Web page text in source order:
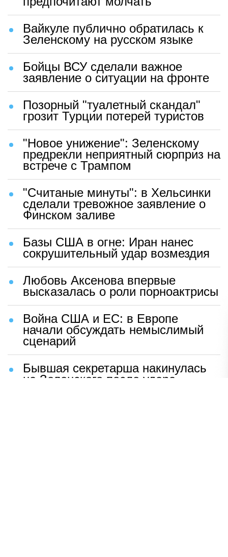
Вайкуле публично обратилась к
Зеленскому на русском языке
Бойцы ВСУ сделали важное
заявление о ситуации на фронте
Позорный "туалетный скандал"
грозит Турции потерей туристов
"Новое унижение": Зеленскому
предрекли неприятный сюрприз на
встрече с Трампом
"Считаные минуты": в Хельсинки
сделали тревожное заявление о
Финском заливе
Базы США в огне: Иран нанес
сокрушительный удар возмездия
Любовь Аксенова впервые
высказалась о роли порноактрисы
Война США и ЕС: в Европе
начали обсуждать немыслимый
сценарий
Бывшая секретарша накинулась
на Зеленского после удара